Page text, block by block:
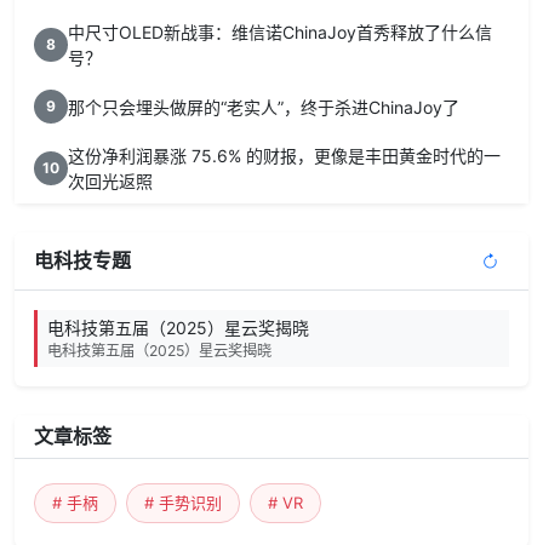
8
中尺寸OLED新战事：维信诺ChinaJoy首秀释放了什么信
号？
9 那个只会埋头做屏的“老实人”，终于杀进ChinaJoy了
10
这份净利润暴涨 75.6% 的财报，更像是丰田黄金时代的一
次回光返照
电科技专题
电科技第五届（2025）星云奖揭晓
电科技第五届（2025）星云奖揭晓
文章标签
# 手柄 # 手势识别 # VR